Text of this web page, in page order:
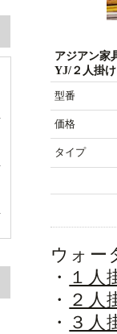
アジアン家
YJ/２人掛け
型番
価格
タイプ
ウォー
・ １人
・ ２人
・ ３人